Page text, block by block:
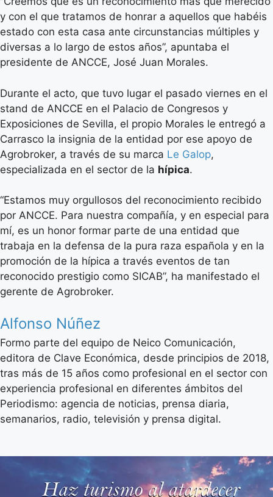
y con el que tratamos de honrar a aquellos que habéis
estado con esta casa ante circunstancias múltiples y
diversas a lo largo de estos años”, apuntaba el
presidente de ANCCE, José Juan Morales.
Durante el acto, que tuvo lugar el pasado viernes en el
stand de ANCCE en el Palacio de Congresos y
Exposiciones de Sevilla, el propio Morales le entregó a
Carrasco la insignia de la entidad por ese apoyo de
Agrobroker, a través de su marca Le Galop,
especializada en el sector de la hípica.
“Estamos muy orgullosos del reconocimiento recibido
por ANCCE. Para nuestra compañía, y en especial para
mí, es un honor formar parte de una entidad que
trabaja en la defensa de la pura raza española y en la
promoción de la hípica a través eventos de tan
reconocido prestigio como SICAB”, ha manifestado el
gerente de Agrobroker.
Alfonso Núñez
Formo parte del equipo de Neico Comunicación,
editora de Clave Económica, desde principios de 2018,
tras más de 15 años como profesional en el sector con
experiencia profesional en diferentes ámbitos del
Periodismo: agencia de noticias, prensa diaria,
semanarios, radio, televisión y prensa digital.